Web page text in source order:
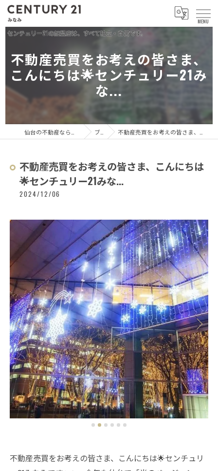
不動産売買をお考えの皆さま、
こんにちは🌟センチュリー21み
な...
ブログ 不動産売買をお考えの皆さま、こんにちは🌟センチュリー21みな...
不動産売買をお考えの皆さま、こんにちは
🌟センチュリー21みな...
2024/12/06
不動産売買をお考えの皆さま、こんにちは🌟センチュリ